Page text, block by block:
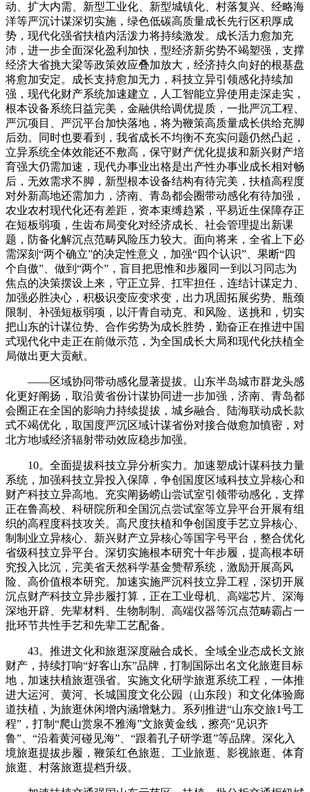
动、扩大内需、新型工业化、新型城镇化、村落复兴、经略海
洋等严沉计谋深切实施，绿色低碳高质量成长先行区积厚成
势，现代化强省扶植内活泼力将持续激发。成长活力愈加充
沛，进一步全面深化盈利加快，型经济新劣势不竭塑强，支撑
经济大省挑大梁等政策效应叠加放大，经济持久向好的根基盘
将愈加安定。成长支持愈加无力，科技立异引领感化持续加
强，现代化财产系统加速建立，人工智能立异使用走深走实，
根本设备系统日益完美，金融供给调优提质，一批严沉工程、
严沉项目、严沉平台加快落地，将为鞭策高质量成长供给充脚
后劲。同时也要看到，我省成长不均衡不充实问题仍然凸起，
立异系统全体效能还不敷高，保守财产优化提拔和新兴财产培
育强大仍需加速，现代办事业出格是出产性办事业成长相对畅
后，无效需求不脚，新型根本设备结构有待完美，扶植高程度
对外新高地还需加力，济南、青岛都会圈带动感化有待加强，
农业农村现代化还有差距，资本束缚趋紧，平易近生保障存正
在短板弱项，生齿布局变化对经济成长、社会管理提出新课
题，防备化解沉点范畴风险压力较大。面向将来，全省上下必
需深刻“两个确立”的决定性意义，加强“四个认识”、果断“四
个自傲”、做到“两个”，盲目把思惟和步履同一到以习同志为
焦点的决策摆设上来，守正立异、扛牢担任，连结计谋定力、
加强必胜决心，积极识变应变求变，出力巩固拓展劣势、瓶颈
限制、补强短板弱项，以汗青自动克、和风险、送挑和，切实
把山东的计谋位势、合作劣势为成长胜势，勤奋正在推进中国
式现代化中走正在前做示范，为全国成长大局和现代化扶植全
局做出更大贡献。
——区域协同带动感化显著提拔。山东半岛城市群龙头感
化更好阐扬，取沿黄省份计谋协同进一步加强，济南、青岛都
会圈正在全国的影响力持续提拔，城乡融合、陆海联动成长款
式不竭优化，取国度严沉区域计谋省份对接合做愈加慎密，对
北方地域经济辐射带动效应稳步加强。
10。全面提拔科技立异分析实力。加速塑成计谋科技力量
系统，加强科技立异投入保障，争创国度区域科技立异核心和
财产科技立异高地。充实阐扬崂山尝试室引领带动感化，支撑
正在鲁高校、科研院所和全国沉点尝试室等立异平台开展有组
织的高程度科技攻关。高尺度扶植和争创国度手艺立异核心、
制制业立异核心、新兴财产立异核心等国字号平台，整合优化
省级科技立异平台。深切实施根本研究十年步履，提高根本研
究投入比沉，完美省天然科学基金赞帮系统，激励开展高风
险、高价值根本研究。加速实施严沉科技立异工程，深切开展
沉点财产科技立异步履打算，正在工业母机、高端芯片、深海
深地开辟、先辈材料、生物制制、高端仪器等沉点范畴霸占一
批环节共性手艺和先辈工艺配备。
43。推进文化和旅逛深度融合成长。全域全业态成长文旅
财产，持续打响“好客山东”品牌，打制国际出名文化旅逛目标
地，加速扶植旅逛强省。实施文化研学旅逛系统工程，一体推
进大运河、黄河、长城国度文化公园（山东段）和文化体验廊
道扶植，为旅逛休闲增内涵增魅力。系列推进“山东交旅1号工
程”，打制“爬山赏泉不雅海”文旅黄金线，擦亮“见识齐
鲁”、“沿着黄河碰见海”、“跟着孔子研学逛”等品牌。深化入
境旅逛提拔步履，鞭策红色旅逛、工业旅逛、影视旅逛、体育
旅逛、村落旅逛提档升级。